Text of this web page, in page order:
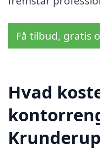
Få tilbud, gratis
Hvad